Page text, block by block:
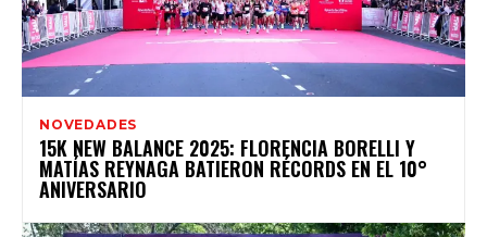
NOVEDADES
15K NEW BALANCE 2025: FLORENCIA BORELLI Y
MATÍAS REYNAGA BATIERON RÉCORDS EN EL 10°
ANIVERSARIO